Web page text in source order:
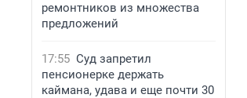
ремонтников из множества
предложений
17:55 Суд запретил
пенсионерке держать
каймана, удава и еще почти 30